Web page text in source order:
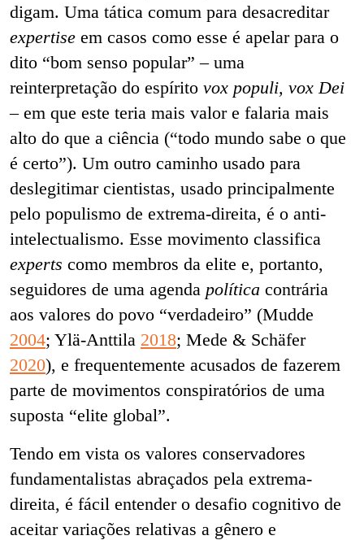
digam. Uma tática comum para desacreditar
expertise em casos como esse é apelar para o
dito “bom senso popular” – uma
reinterpretação do espírito vox populi, vox Dei
– em que este teria mais valor e falaria mais
alto do que a ciência (“todo mundo sabe o que
é certo”). Um outro caminho usado para
deslegitimar cientistas, usado principalmente
pelo populismo de extrema-direita, é o anti-
intelectualismo. Esse movimento classifica
experts como membros da elite e, portanto,
seguidores de uma agenda política contrária
aos valores do povo “verdadeiro” (Mudde
2004; Ylä-Anttila 2018; Mede & Schäfer
2020), e frequentemente acusados de fazerem
parte de movimentos conspiratórios de uma
suposta “elite global”.
Tendo em vista os valores conservadores
fundamentalistas abraçados pela extrema-
direita, é fácil entender o desafio cognitivo de
aceitar variações relativas a gênero e